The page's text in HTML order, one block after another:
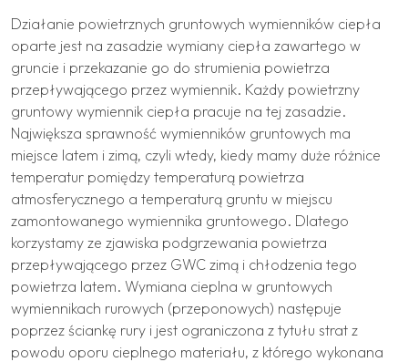
Działanie powietrznych gruntowych wymienników ciepła
oparte jest na zasadzie wymiany ciepła zawartego w
gruncie i przekazanie go do strumienia powietrza
przepływającego przez wymiennik. Każdy powietrzny
gruntowy wymiennik ciepła pracuje na tej zasadzie.
Największa sprawność wymienników gruntowych ma
miejsce latem i zimą, czyli wtedy, kiedy mamy duże różnice
temperatur pomiędzy temperaturą powietrza
atmosferycznego a temperaturą gruntu w miejscu
zamontowanego wymiennika gruntowego. Dlatego
korzystamy ze zjawiska podgrzewania powietrza
przepływającego przez GWC zimą i chłodzenia tego
powietrza latem. Wymiana cieplna w gruntowych
wymiennikach rurowych (przeponowych) następuje
poprzez ściankę rury i jest ograniczona z tytułu strat z
powodu oporu cieplnego materiału, z którego wykonana